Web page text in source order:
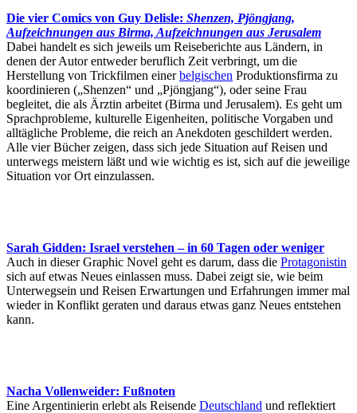
Die vier Comics von Guy Delisle: Shenzen, Pjöngjang,
Aufzeichnungen aus Birma, Aufzeichnungen aus Jerusalem
Dabei handelt es sich jeweils um Reiseberichte aus Ländern, in
denen der Autor entweder beruflich Zeit verbringt, um die
Herstellung von Trickfilmen einerbelgischen Produktionsfirma zu
koordinieren („Shenzen“ und „Pjöngjang“), oder seine Frau
begleitet, die als Ärztin arbeitet (Birma und Jerusalem). Es geht um
Sprachprobleme, kulturelle Eigenheiten, politische Vorgaben und
alltägliche Probleme, die reich an Anekdoten geschildert werden.
Alle vier Bücher zeigen, dass sich jede Situation auf Reisen und
unterwegs meistern läßt und wie wichtig es ist, sich auf die jeweilige
Situation vor Ort einzulassen.
Sarah Gidden: Israel verstehen – in 60 Tagen oder weniger
Auch in dieser Graphic Novel geht es darum, dass die Protagonistin
sich auf etwas Neues einlassen muss. Dabei zeigt sie, wie beim
Unterwegsein und Reisen Erwartungen und Erfahrungen immer mal
wieder in Konflikt geraten und daraus etwas ganz Neues entstehen
kann.
Nacha Vollenweider: Fußnoten
Eine Argentinierin erlebt als Reisende Deutschland und reflektiert